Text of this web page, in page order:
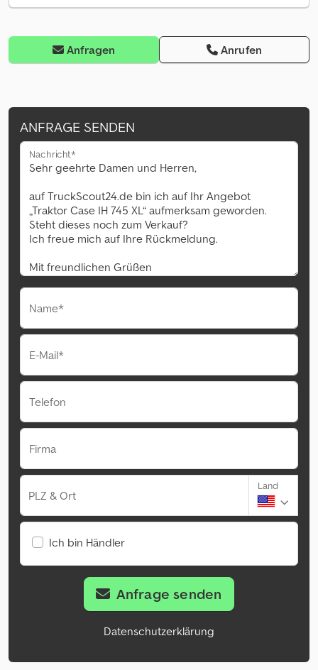
Anfragen Anrufen
ANFRAGE SENDEN
Nachricht*
Name*
E-Mail*
Telefon
Firma
PLZ & Ort
Land
Ich bin Händler
Anfrage senden
Datenschutzerklärung